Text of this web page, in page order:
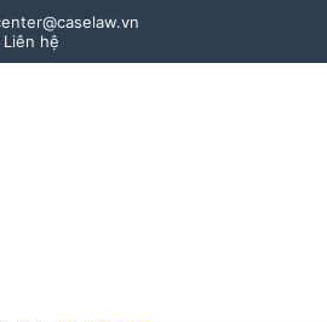
Liên hệ